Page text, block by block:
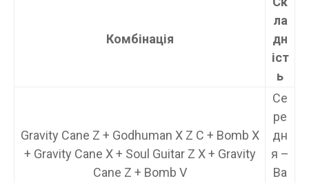
Комбінація
ла
дн
іст
ь
Gravity Cane Z + Godhuman X Z C + Bomb X
+ Gravity Cane X + Soul Guitar Z X + Gravity
Cane Z + Bomb V
Се
ре
дн
я –
Ва